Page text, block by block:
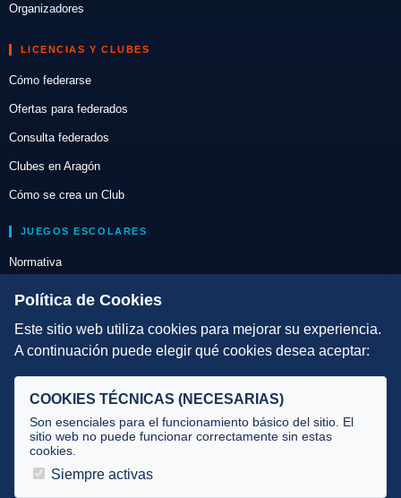
Organizadores
LICENCIAS Y CLUBES
Cómo federarse
Ofertas para federados
Consulta federados
Clubes en Aragón
Cómo se crea un Club
JUEGOS ESCOLARES
Normativa
Escuelas de Triatlón
DIRECCIÓN TÉCNICA
Selecciones
Tecnificación
JUECES Y OFICIALES
Política de Cookies
Este sitio web utiliza cookies para mejorar su experiencia.
A continuación puede elegir qué cookies desea aceptar:
COOKIES TÉCNICAS (NECESARIAS)
Son esenciales para el funcionamiento básico del sitio. El
sitio web no puede funcionar correctamente sin estas
cookies.
Siempre activas